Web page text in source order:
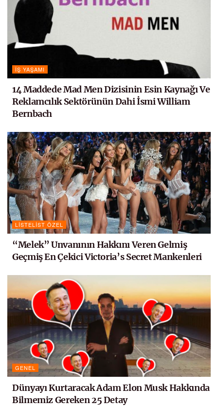
İŞ YAŞAMI
14 Maddede Mad Men Dizisinin Esin Kaynağı Ve
Reklamcılık Sektörünün Dahi İsmi William
Bernbach
LISTELIST ÖZEL
“Melek” Unvanının Hakkını Veren Gelmiş
Geçmiş En Çekici Victoria’s Secret Mankenleri
GENEL
Dünyayı Kurtaracak Adam Elon Musk Hakkında
Bilmemiz Gereken 25 Detay